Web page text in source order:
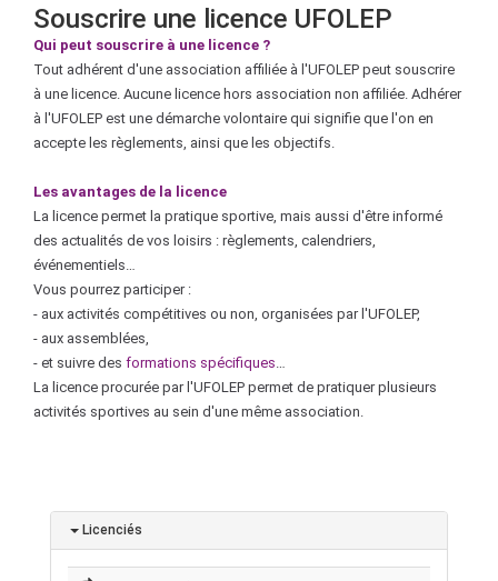
Souscrire une licence UFOLEP
Qui peut souscrire à une licence ?
Tout adhérent d'une association affiliée à l'UFOLEP peut souscrire
à une licence. Aucune licence hors association non affiliée. Adhérer
à l'UFOLEP est une démarche volontaire qui signifie que l'on en
accepte les règlements, ainsi que les objectifs.
Les avantages de la licence
La licence permet la pratique sportive, mais aussi d'être informé
des actualités de vos loisirs : règlements, calendriers,
événementiels…
Vous pourrez participer :
- aux activités compétitives ou non, organisées par l'UFOLEP,
- aux assemblées,
- et suivre des formations spécifiques
La licence procurée par l'UFOLEP permet de pratiquer plusieurs
activités sportives au sein d'une même association.
Licenciés